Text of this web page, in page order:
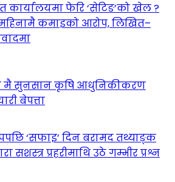
कार्यालयमा फेरि ‘सेटिङ’को खेल ?
कमाइको आरोप, लिखित–
मै सुनसान कृषि आधुनिकीकरण
बेपत्ता
‘सफाइ’ दिन बरामद तथ्याङ्क
सशस्त्र प्रहरीमाथि उठे गम्भीर प्रश्न